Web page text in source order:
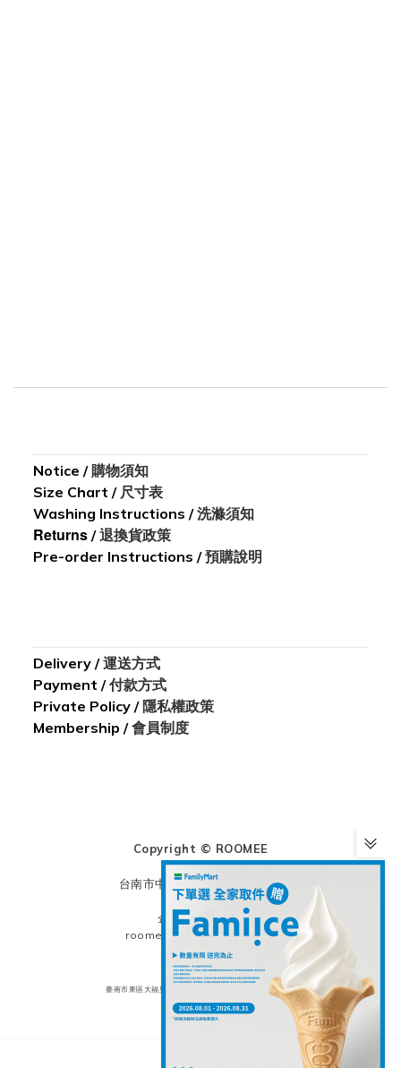
Notice /購物須知
Size Chart / 尺寸表
Washing Instructions /洗滌須知
Returns /退換貨政策
Pre-order Instructions /預購說明
Delivery /運送方式
Payment /付款方式
Private Policy /隱私權政策
Membership /會員制度
Copyright © ROOMEE
實體店址：
台南市中西區衛民街119號1樓
企業合作事宜請洽
roomee.office@gmail.com
湰明服飾企業社
統編：85609651
臺南市東區大福里002鄰榮譽街52號2樓（非營業地址）